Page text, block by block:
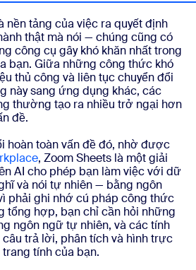
nền tảng của việc ra quyết định
thật mà nói — chúng cũng có
công cụ gây khó khăn nhất trong
bạn. Giữa những công thức khó
thủ công và liên tục chuyển đổi
này sang ứng dụng khác, các
thường tạo ra nhiều trở ngại hơn
đề.
hoàn toàn vấn đề đó, nhờ được
, Zoom Sheets là một giải
AI cho phép bạn làm việc với dữ
và nói tự nhiên — bằng ngôn
phải ghi nhớ cú pháp công thức
tổng hợp, bạn chỉ cần hỏi những
ngôn ngữ tự nhiên, và các tính
trả lời, phân tích và hình trực
tính của bạn.